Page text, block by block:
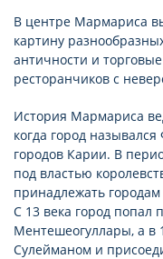
В центре Мармариса
картину
античности и
ресторанчиков с
История Мармариса
когда город
городов Карии. В
под властью
принадлежать
С 13 века город попал
Ментешеогуллары, а в
Сулейманом и